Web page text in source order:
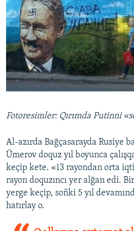
Fotoresimler: Qırımda Putinni
Al-azırda Bağçasarayda Rusiye
Ümerov doquz yıl boyunca
keçip kete. «13 rayondan orta
rayon doquzıncı yer alğan edi.
yerge keçip, soñki 5 yıl
hatırlay o.